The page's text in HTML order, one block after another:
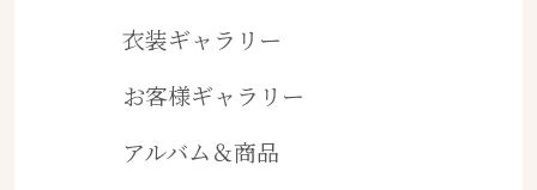
衣装ギャラリー
お客様ギャラリー
アルバム＆商品